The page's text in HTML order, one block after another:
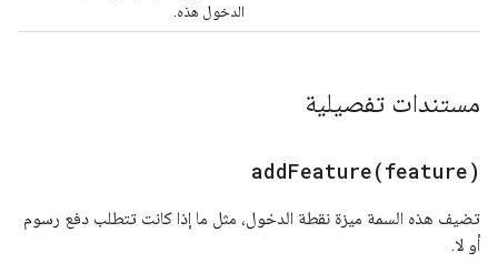
الدخول هذه.
مستندات تفصيلية
addFeature(feature)
تضيف هذه السمة ميزة نقطة الدخول، مثل ما إذا كانت تتطلب دفع رسوم
أو لا.